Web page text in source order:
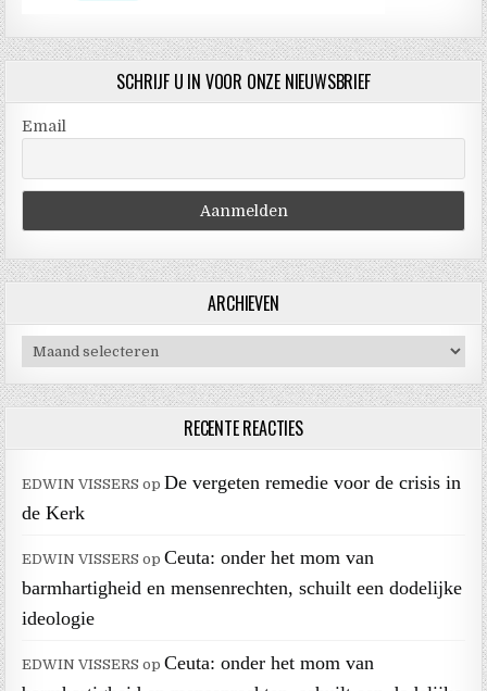
SCHRIJF U IN VOOR ONZE NIEUWSBRIEF
Email
ARCHIEVEN
Archieven
RECENTE REACTIES
EDWIN VISSERS opDe vergeten remedie voor de crisis in
de Kerk
EDWIN VISSERS opCeuta: onder het mom van
barmhartigheid en mensenrechten, schuilt een dodelijke
ideologie
EDWIN VISSERS opCeuta: onder het mom van